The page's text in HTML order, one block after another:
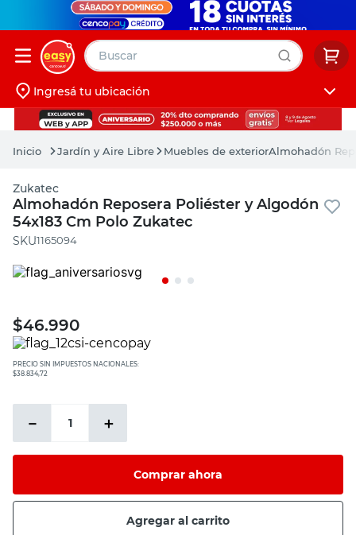
Buscar
Iniciá sesión
Ingresá tu ubicación
Jardín y Aire Libre Muebles de exteriorAlmohadón
Zukatec
Almohadón Reposera Poliéster y Algodón
54x183 Cm Polo Zukatec
:1165094
$46.990
PRECIO SIN IMPUESTOS NACIONALES:
$38.834,72
＋
－
Comprar ahora
Agregar al carrito
muebles
pintura
escritorio
puertas
placard